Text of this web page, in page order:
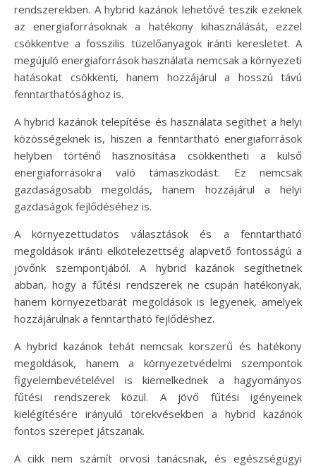
rendszerekben. A hybrid kazánok lehetővé teszik ezeknek
az energiaforrásoknak a hatékony kihasználását, ezzel
csökkentve a fosszilis tüzelőanyagok iránti keresletet. A
megújuló energiaforrások használata nemcsak a környezeti
hatásokat csökkenti, hanem hozzájárul a hosszú távú
fenntarthatósághoz is.
A hybrid kazánok telepítése és használata segíthet a helyi
közösségeknek is, hiszen a fenntartható energiaforrások
helyben történő hasznosítása csökkentheti a külső
energiaforrásokra való támaszkodást. Ez nemcsak
gazdaságosabb megoldás, hanem hozzájárul a helyi
gazdaságok fejlődéséhez is.
A környezettudatos választások és a fenntartható
megoldások iránti elkötelezettség alapvető fontosságú a
jövőnk szempontjából. A hybrid kazánok segíthetnek
abban, hogy a fűtési rendszerek ne csupán hatékonyak,
hanem környezetbarát megoldások is legyenek, amelyek
hozzájárulnak a fenntartható fejlődéshez.
A hybrid kazánok tehát nemcsak korszerű és hatékony
megoldások, hanem a környezetvédelmi szempontok
figyelembevételével is kiemelkednek a hagyományos
fűtési rendszerek közül. A jövő fűtési igényeinek
kielégítésére irányuló törekvésekben a hybrid kazánok
fontos szerepet játszanak.
A cikk nem számít orvosi tanácsnak, és egészségügyi